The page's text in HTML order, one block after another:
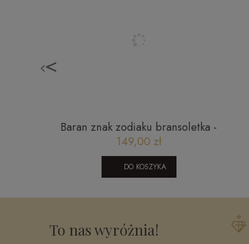
<
Baran znak zodiaku bransoletka -
granat, czarny turmalin, cytryn,
szafir
149,00 zł
DO KOSZYKA
To nas wyróżnia!